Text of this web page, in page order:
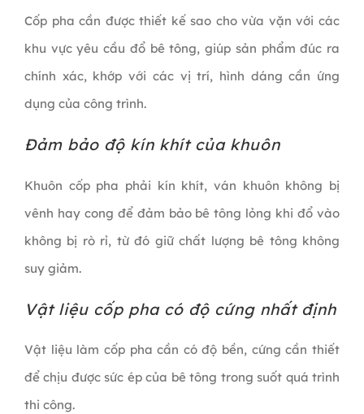
Cốp pha cần được thiết kế sao cho vừa vặn với các
khu vực yêu cầu đổ bê tông, giúp sản phẩm đúc ra
chính xác, khớp với các vị trí, hình dáng cần ứng
dụng của công trình.
Đảm bảo độ kín khít của khuôn
Khuôn cốp pha phải kín khít, ván khuôn không bị
vênh hay cong để đảm bảo bê tông lỏng khi đổ vào
không bị rò rỉ, từ đó giữ chất lượng bê tông không
suy giảm.
Vật liệu cốp pha có độ cứng nhất định
Vật liệu làm cốp pha cần có độ bền, cứng cần thiết
để chịu được sức ép của bê tông trong suốt quá trình
thi công.